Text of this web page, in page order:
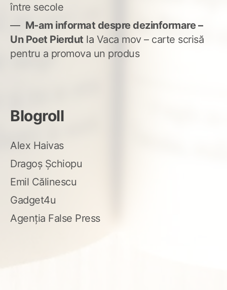
între secole
M-am informat despre dezinformare –
Un Poet Pierdut la Vaca mov – carte scrisă
pentru a promova un produs
Blogroll
Alex Haivas
Dragoș Șchiopu
Emil Călinescu
Gadget4u
Agenția False Press